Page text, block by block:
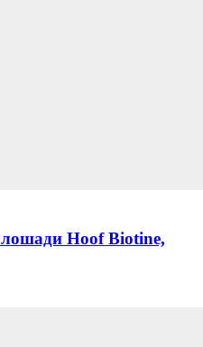
Hoof Biotine,